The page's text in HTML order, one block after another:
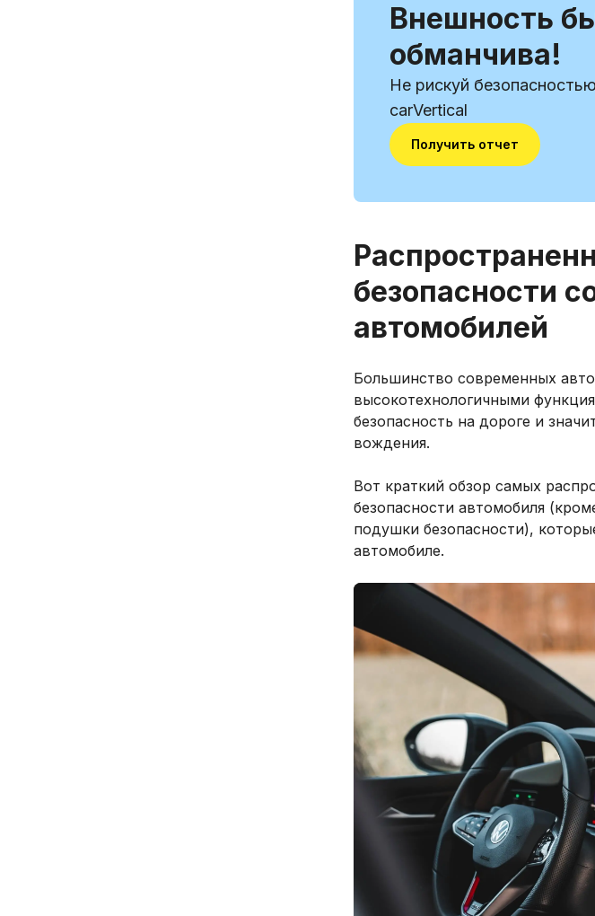
Внешность
обманчива!
Не рискуй
carVertical
Получить отчет
безопасности
автомобилей
Большинство современных
высокотехнологичными
безопасность на дороге и
вождения.
Вот краткий обзор самых
безопасности автомобиля
подушки безопасности),
автомобиле.